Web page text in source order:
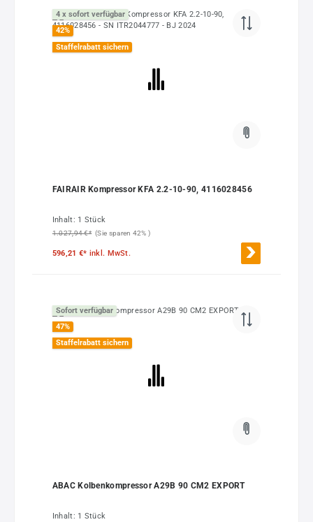
4 x sofort verfügbar
42%
Staffelrabatt sichern
FAIRAIR Kompressor KFA 2.2-10-90, 4116028456
Inhalt: 1 Stück
1.027,94 €* (Sie sparen 42% )
596,21 €* inkl. MwSt.
Sofort verfügbar
47%
Staffelrabatt sichern
ABAC Kolbenkompressor A29B 90 CM2 EXPORT
Inhalt: 1 Stück